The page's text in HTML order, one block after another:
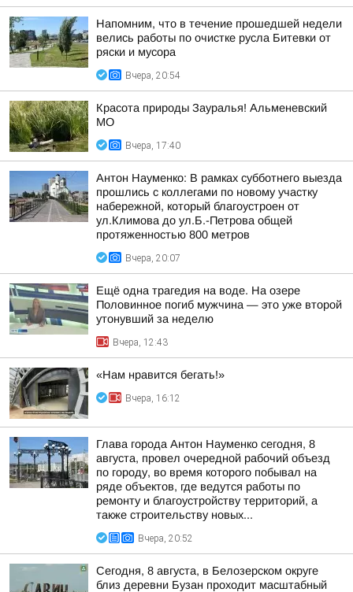
Напомним, что в течение прошедшей недели
велись работы по очистке русла Битевки от
ряски и мусора
Вчера, 20:54
Красота природы Зауралья! Альменевский
МО
Вчера, 17:40
Антон Науменко: В рамках субботнего выезда
прошлись с коллегами по новому участку
набережной, который благоустроен от
ул.Климова до ул.Б.-Петрова общей
протяженностью 800 метров
Вчера, 20:07
Ещё одна трагедия на воде. На озере
Половинное погиб мужчина — это уже второй
утонувший за неделю
Вчера, 12:43
«Нам нравится бегать!»
Вчера, 16:12
Глава города Антон Науменко сегодня, 8
августа, провел очередной рабочий объезд
по городу, во время которого побывал на
ряде объектов, где ведутся работы по
ремонту и благоустройству территорий, а
также строительству новых...
Вчера, 20:52
Сегодня, 8 августа, в Белозерском округе
близ деревни Бузан проходит масштабный